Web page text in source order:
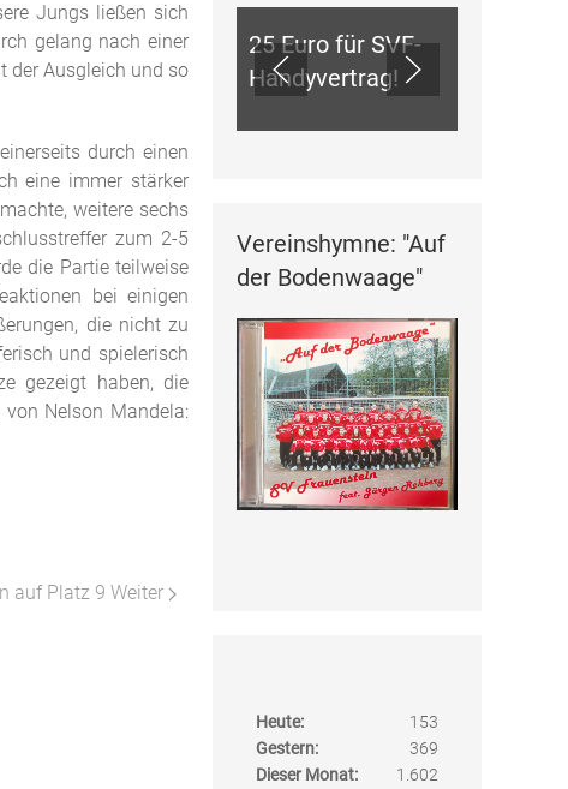
Jungs ließen sich
gelang nach einer
der Ausgleich und so
durch einen
eine immer stärker
weitere sechs
zum 2-5
die Partie teilweise
bei einigen
die nicht zu
und spielerisch
gezeigt haben, die
Nelson Mandela:
auf Platz 9 Weiter
25 Euro für SVF-
Handyvertrag!
Vereinshymne: "Auf
der Bodenwaage"
Heute:
153
Gestern:
369
Dieser Monat:
1.602